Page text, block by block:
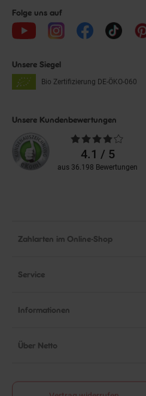
Folge uns auf
Unsere Siegel
Bio Zertifizierung DE-ÖKO-060
Unsere Kundenbewertungen
Durchschnittliche
Bewertungen4.1 / 5
aus 36.198 Bewertungen
Über Netto
Vertrag widerrufen